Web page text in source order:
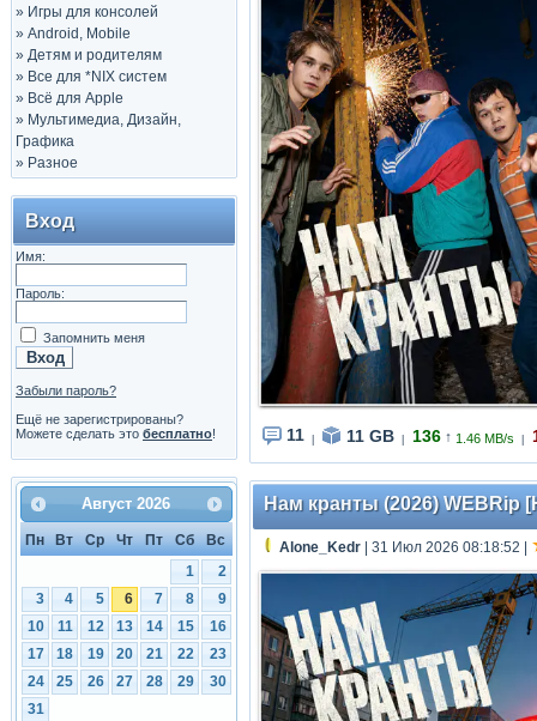
» Игры для консолей
» Android, Mobile
» Детям и родителям
» Все для *NIX систем
» Всё для Apple
» Мультимедиа, Дизайн,
Графика
» Разное
Вход
Имя:
Пароль:
Запомнить меня
Забыли пароль?
Ещё не зарегистрированы?
Можете сделать это бесплатно!
Август 2026
Пн Вт Ср Чт Пт Сб
Вс
1
2
3
4 5 6 7 8
9
10
11 12 13 14 15
16
17
18 19 20 21 22
23
24
25 26 27 28 29
30
31
11 11 GB 136 ↑ 1.46 MB/s
Нам кранты (2026) WEBRip
Alone_Kedr | 31 Июл 2026 08:18:52